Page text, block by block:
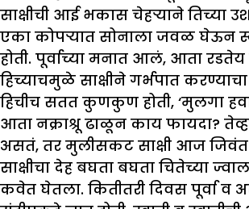
साक्षीची आई भकास चेहऱ्याने तिच्या
एका कोपऱ्यात सोनाला जवळ घेऊन
होती. पूर्वाच्या मनात आलं, आता
हिच्याचमुळे साक्षीने गर्भपात
हिचीच सतत कुणकुण होती, ‘मुलगा
आता नक्राश्रू ढाळून काय फायदा?
असतं, तर मुलीसकट साक्षी आज
साक्षीचा देह बघता बघता चितेच्या
कवेत घेतला. कितीतरी दिवस पूर्वा व